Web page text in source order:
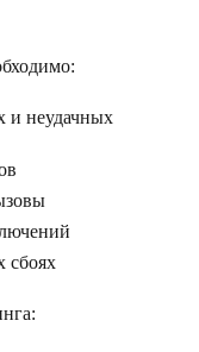
и неудачных
сбоях